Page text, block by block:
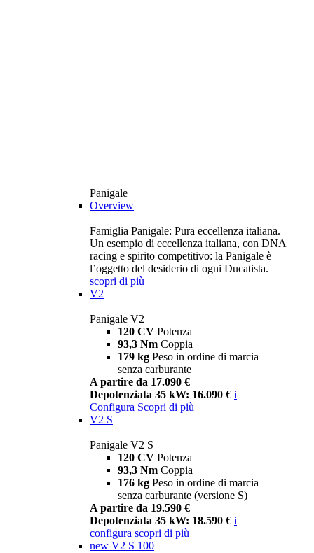
Panigale
Overview
Famiglia Panigale: Pura eccellenza italiana.
Un esempio di eccellenza italiana, con DNA
racing e spirito competitivo: la Panigale è
l’oggetto del desiderio di ogni Ducatista.
scopri di più
V2
Panigale V2
120 CV Potenza
93,3 Nm Coppia
179 kg Peso in ordine di marcia
senza carburante
A partire da 17.090 €
Depotenziata 35 kW: 16.090 € i
Configura Scopri di più
V2 S
Panigale V2 S
120 CV Potenza
93,3 Nm Coppia
176 kg Peso in ordine di marcia
senza carburante (versione S)
A partire da 19.590 €
Depotenziata 35 kW: 18.590 € i
configura scopri di più
new V2 S 100